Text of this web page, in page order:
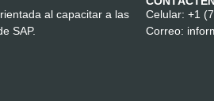
al capacitar a las
SAP.
Celular: +1
Correo: